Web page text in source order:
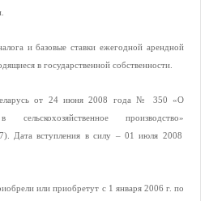
и базовые ставки ежегодной арендной
в государственной собственности.
Беларусь от 24 июня 2008 года № 350 «О
производство»
Дата вступления в силу – 01 июля 2008
или приобретут с 1 января 2006 г. по